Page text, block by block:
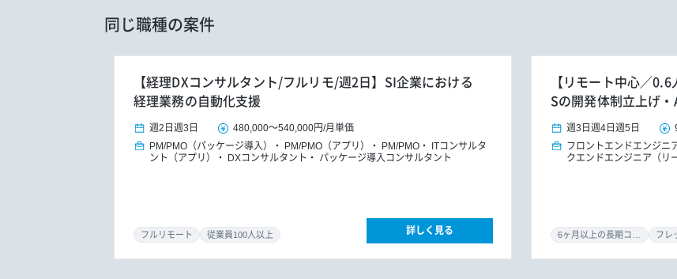
同じ職種の案件
【経理DXコンサルタント/フルリモ/週2日】SI企業における
経理業務の自動化支援
週2日 週3日 480,000～540,000円/月単価
PM/PMO（パッケージ導入）
PM/PMO（アプリ） PM/PMO
ITコンサルタ
ント（アプリ）
DXコンサルタント パッケージ導入コンサルタント
フルリモート 従業員100人以上 詳しく見る
【リモート中心／
Sの開発体制立上げ
週3日 週4日 週5日
フロントエンドエンジニ
クエンドエンジニア（リ
フレ